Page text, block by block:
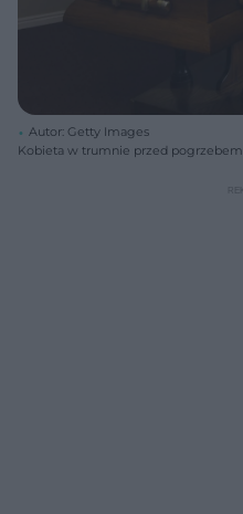
Autor: Getty Images
Kobieta w trumnie przed pogrzebem